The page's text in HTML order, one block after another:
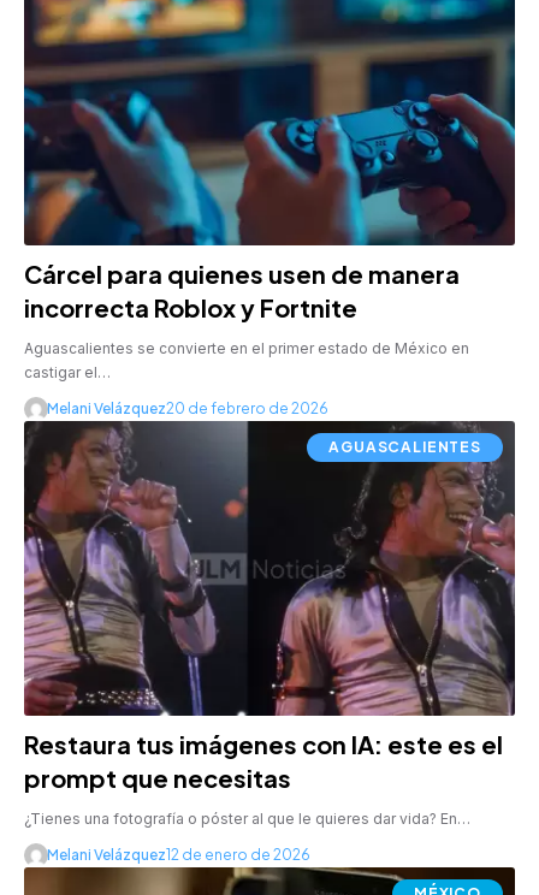
Cárcel para quienes usen de manera
incorrecta Roblox y Fortnite
Aguascalientes se convierte en el primer estado de México en
castigar el…
Melani Velázquez20 de febrero de 2026
AGUASCALIENTES
Restaura tus imágenes con IA: este es el
prompt que necesitas
¿Tienes una fotografía o póster al que le quieres dar vida? En…
Melani Velázquez12 de enero de 2026